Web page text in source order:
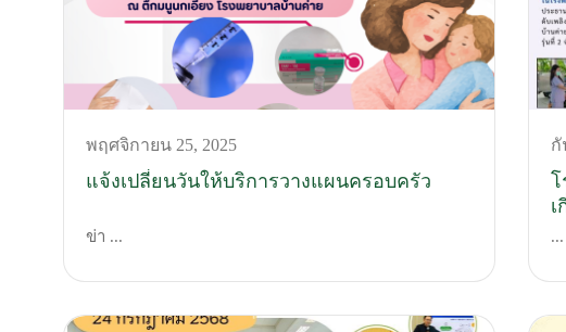
พฤศจิกายน 25, 2025
แจ้งเปลี่ยนวันให้บริการวางแผนครอบครัว
ข่า ...
กั
...